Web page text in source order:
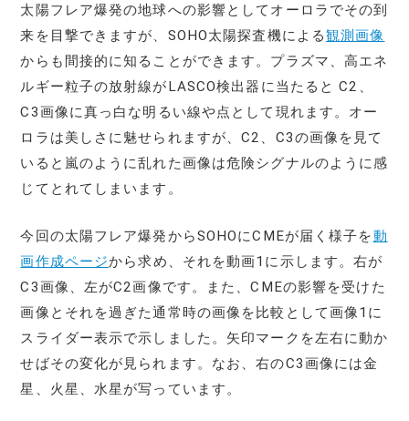
太陽フレア爆発の地球への影響としてオーロラでその到
来を目撃できますが、SOHO太陽探査機による観測画像
からも間接的に知ることができます。プラズマ、高エネ
ルギー粒子の放射線がLASCO検出器に当たると C2、
C3画像に真っ白な明るい線や点として現れます。オー
ロラは美しさに魅せられますが、C2、C3の画像を見て
いると嵐のように乱れた画像は危険シグナルのように感
じてとれてしまいます。
今回の太陽フレア爆発からSOHOにCMEが届く様子を動
画作成ページから求め、それを動画1に示します。右が
C3画像、左がC2画像です。また、CMEの影響を受けた
画像とそれを過ぎた通常時の画像を比較として画像1に
スライダー表示で示しました。矢印マークを左右に動か
せばその変化が見られます。なお、右のC3画像には金
星、火星、水星が写っています。